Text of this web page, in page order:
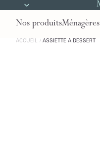
Nos produits
ACCUEIL ASSIETTE À DESSERT